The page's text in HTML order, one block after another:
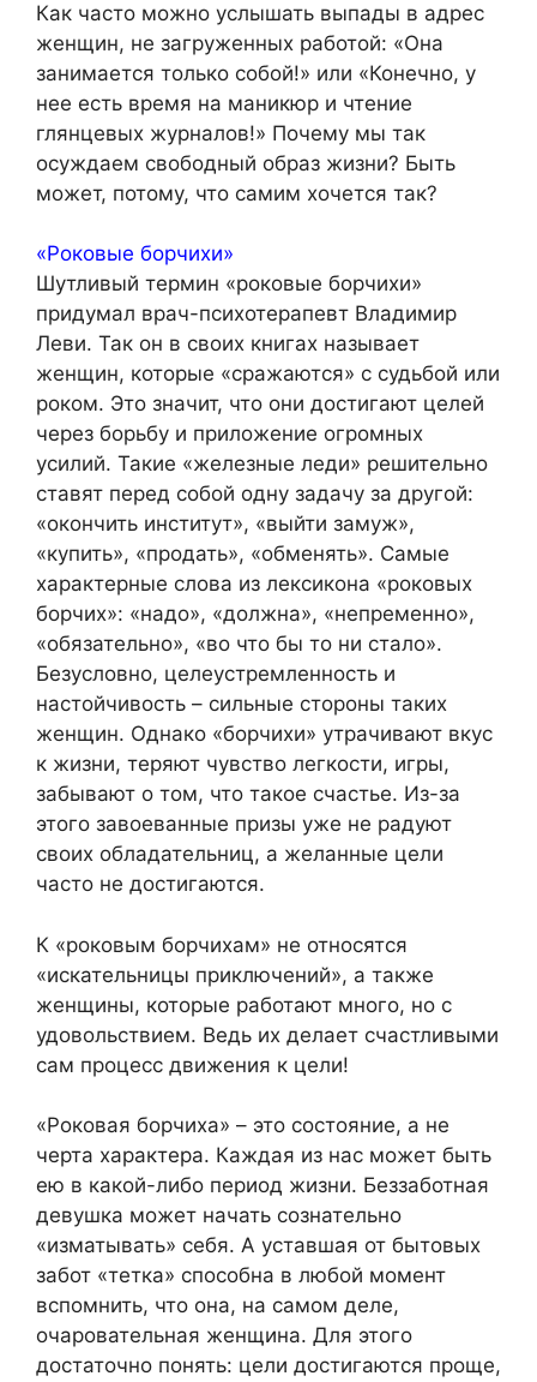
Как часто можно услышать выпады в адрес
женщин, не загруженных работой: «Она
занимается только собой!» или «Конечно, у
нее есть время на маникюр и чтение
глянцевых журналов!» Почему мы так
осуждаем свободный образ жизни? Быть
может, потому, что самим хочется так?
«Роковые борчихи»
Шутливый термин «роковые борчихи»
придумал врач-психотерапевт Владимир
Леви. Так он в своих книгах называет
женщин, которые «сражаются» с судьбой или
роком. Это значит, что они достигают целей
через борьбу и приложение огромных
усилий. Такие «железные леди» решительно
ставят перед собой одну задачу за другой:
«окончить институт», «выйти замуж»,
«купить», «продать», «обменять». Самые
характерные слова из лексикона «роковых
борчих»: «надо», «должна», «непременно»,
«обязательно», «во что бы то ни стало».
Безусловно, целеустремленность и
настойчивость – сильные стороны таких
женщин. Однако «борчихи» утрачивают вкус
к жизни, теряют чувство легкости, игры,
забывают о том, что такое счастье. Из-за
этого завоеванные призы уже не радуют
своих обладательниц, а желанные цели
часто не достигаются.
К «роковым борчихам» не относятся
«искательницы приключений», а также
женщины, которые работают много, но с
удовольствием. Ведь их делает счастливыми
сам процесс движения к цели!
«Роковая борчиха» – это состояние, а не
черта характера. Каждая из нас может быть
ею в какой-либо период жизни. Беззаботная
девушка может начать сознательно
«изматывать» себя. А уставшая от бытовых
забот «тетка» способна в любой момент
вспомнить, что она, на самом деле,
очаровательная женщина. Для этого
достаточно понять: цели достигаются проще,